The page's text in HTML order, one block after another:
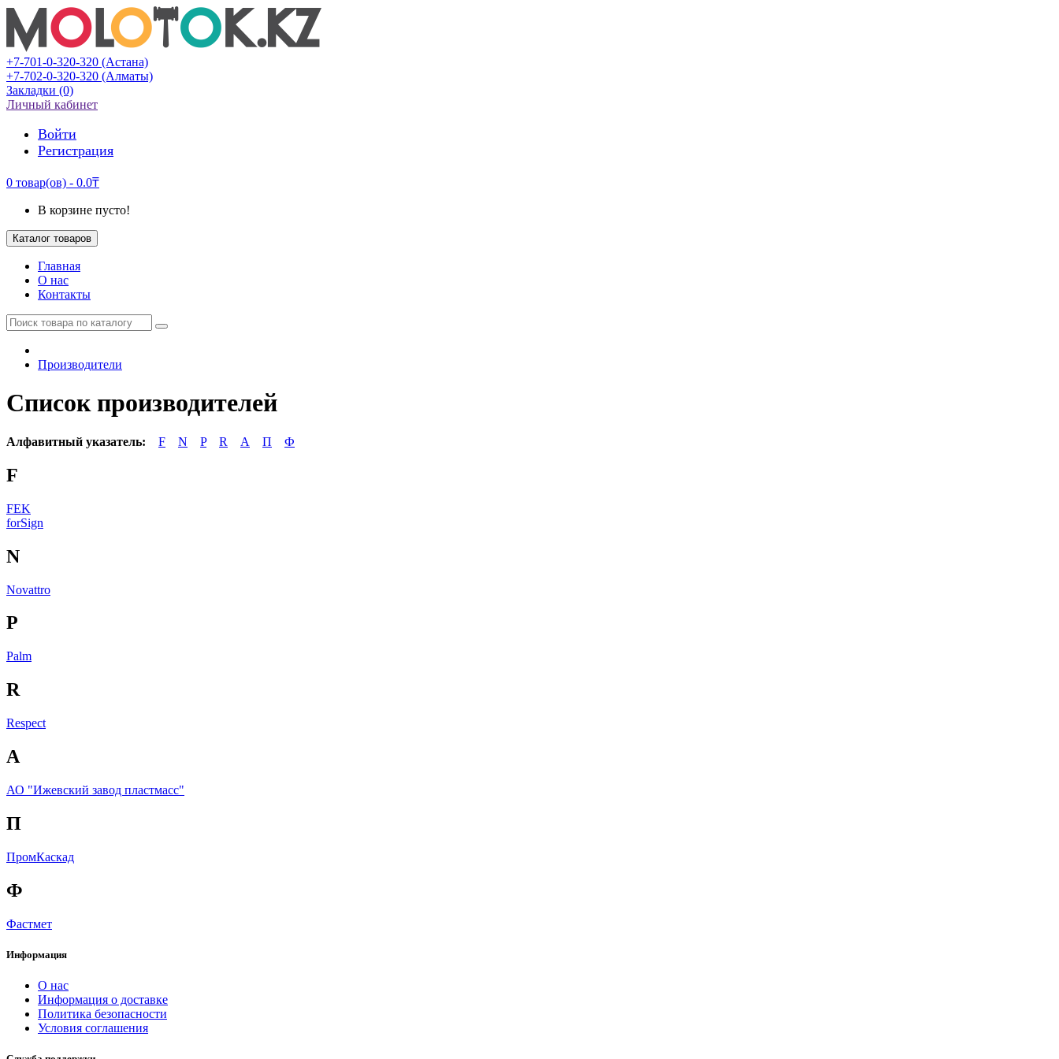
+7-701-0-320-320 (Астана)
+7-702-0-320-320 (Алматы)
Закладки (0)
Личный кабинет
Войти
Регистрация
0 товар(ов) - 0.0₸
В корзине пусто!
Каталог товаров
Главная
О нас
Контакты
Производители
Список производителей
Алфавитный указатель: F N P R А П Ф
F
FEK
forSign
N
Novattro
P
Palm
R
Respect
А
АО "Ижевский завод пластмасс"
П
ПромКаскад
Ф
Фастмет
Информация
О нас
Информация о доставке
Политика безопасности
Условия соглашения